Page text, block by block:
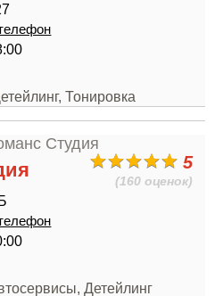
Тонировка
5
(160 оценок)
Детейлинг